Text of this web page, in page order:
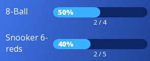
8-Ball 50%
2 / 4
Snooker 6-
reds
40%
2 / 5